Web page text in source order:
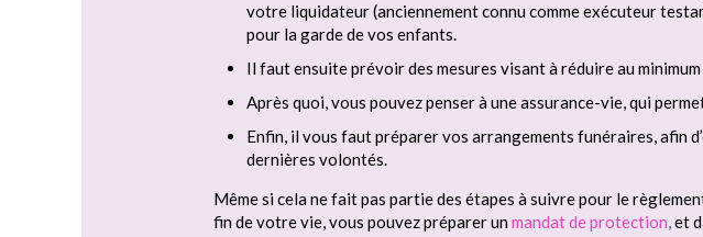
votre liquidateur (anciennement connu comme exécuteur
pour la garde de vos enfants.
Il faut ensuite prévoir des mesures visant à réduire au
Après quoi, vous pouvez penser à une assurance-vie, qui
Enfin, il vous faut préparer vos arrangements funéraires, afin
dernières volontés.
Même si cela ne fait pas partie des étapes à suivre pour le
fin de votre vie, vous pouvez préparer un mandat de protection,et